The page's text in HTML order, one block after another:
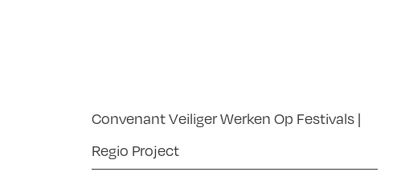
Convenant Veiliger Werken Op Festivals |
Regio Project